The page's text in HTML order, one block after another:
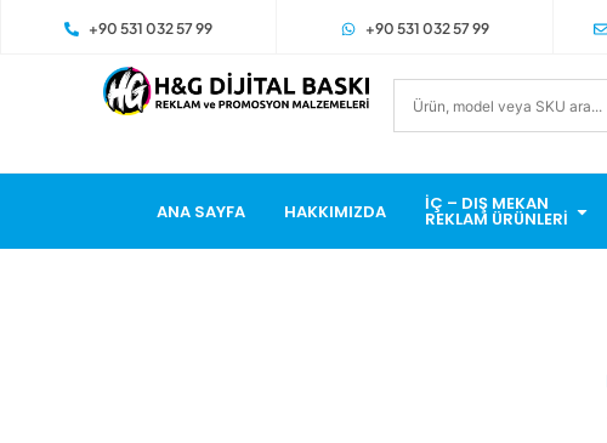
+90 531 032 57 99 +90 531 032 57 99
ANA SAYFA HAKKIMIZDA İÇ – DIŞ MEKAN
REKLAM ÜRÜNLERI